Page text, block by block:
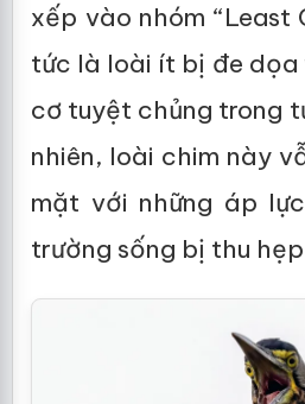
xếp vào nhóm “Least
tức là loài ít bị đe dọa
cơ tuyệt chủng trong
nhiên, loài chim này
mặt với những áp
trường sống bị thu